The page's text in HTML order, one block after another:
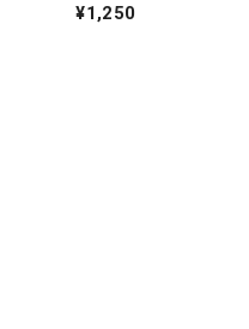
¥1,250